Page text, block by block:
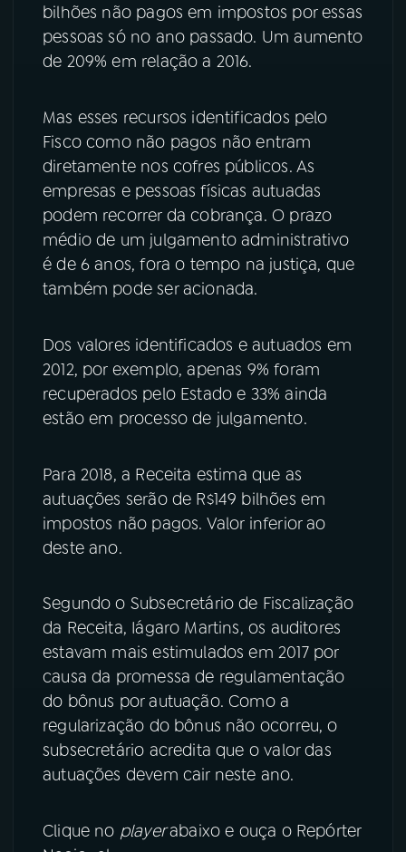
bilhões não pagos em impostos por essas
pessoas só no ano passado. Um aumento
de 209% em relação a 2016.
Mas esses recursos identificados pelo
Fisco como não pagos não entram
diretamente nos cofres públicos. As
empresas e pessoas físicas autuadas
podem recorrer da cobrança. O prazo
médio de um julgamento administrativo
é de 6 anos, fora o tempo na justiça, que
também pode ser acionada.
Dos valores identificados e autuados em
2012, por exemplo, apenas 9% foram
recuperados pelo Estado e 33% ainda
estão em processo de julgamento.
Para 2018, a Receita estima que as
autuações serão de R$149 bilhões em
impostos não pagos. Valor inferior ao
deste ano.
Segundo o Subsecretário de Fiscalização
da Receita, Iágaro Martins, os auditores
estavam mais estimulados em 2017 por
causa da promessa de regulamentação
do bônus por autuação. Como a
regularização do bônus não ocorreu, o
subsecretário acredita que o valor das
autuações devem cair neste ano.
Clique no playerabaixo e ouça o Repórter